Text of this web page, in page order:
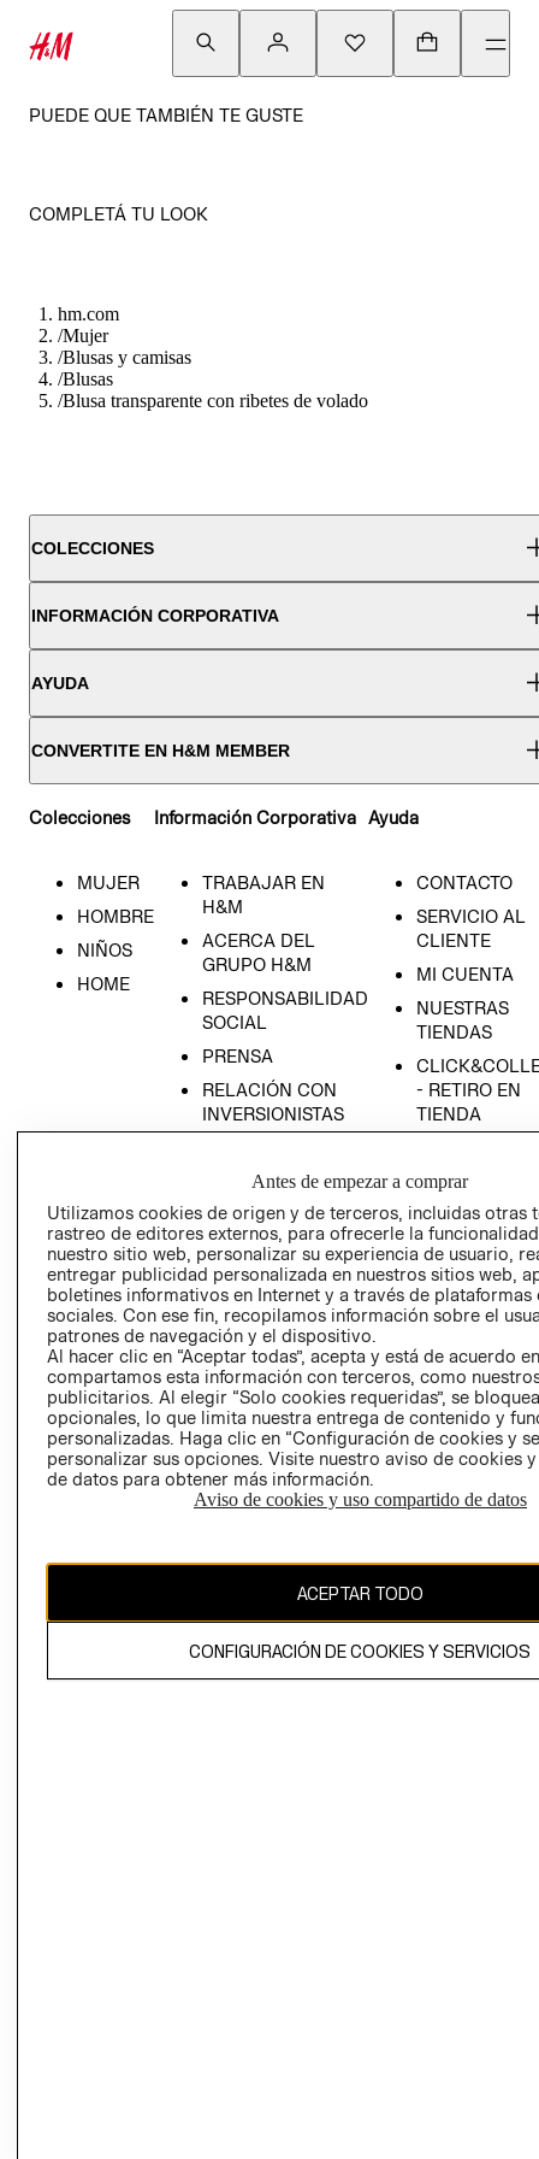
PUEDE QUE TAMBIÉN TE GUSTE
COMPLETÁ TU LOOK
hm.com
/Mujer
/Blusas y camisas
/Blusas
/Blusa transparente con ribetes de volado
COLECCIONES
INFORMACIÓN CORPORATIVA
AYUDA
CONVERTITE EN H&M MEMBER
Colecciones
MUJER
HOMBRE
NIÑOS
HOME
Información Corporativa
TRABAJAR EN
H&M
ACERCA DEL
GRUPO H&M
RESPONSABILIDAD
SOCIAL
PRENSA
RELACIÓN CON
INVERSIONISTAS
EMPRESARIAL
Ayuda
CONTACTO
SERVICIO AL
CLIENTE
MI CUENTA
NUESTRAS
TIENDAS
- RETIRO EN
TIENDA
AVISO DE
PRIVACIDAD
GIFT CARD
AVISO DE
COOKIES
Uruguay ($U)
El contenido de esta página web está protegido por copyright y es
propiedad de H&M Hennes & Mauritz AB.
Antes de empezar a comprar
Utilizamos cookies de origen y de terceros, incluidas otras
rastreo de editores externos, para ofrecerle la
nuestro sitio web, personalizar su experiencia de usuario,
entregar publicidad personalizada en nuestros sitios web,
boletines informativos en Internet y a través de plataformas
sociales. Con ese fin, recopilamos información sobre el
patrones de navegación y el dispositivo.
Al hacer clic en “Aceptar todas”, acepta y está de acuerdo
compartamos esta información con terceros, como
publicitarios. Al elegir “Solo cookies requeridas”, se
opcionales, lo que limita nuestra entrega de contenido y
personalizadas. Haga clic en “Configuración de cookies y
personalizar sus opciones. Visite nuestro aviso de cookies
de datos para obtener más información.
Aviso de cookies y uso compartido de datos
ACEPTAR TODO
CONFIGURACIÓN DE COOKIES Y SERVICIOS